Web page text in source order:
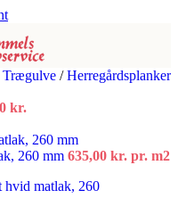
Trægulve / Herregårdsplanker
kr.
til
1.750,00 kr.
260 mm 635,00 kr. pr. m2